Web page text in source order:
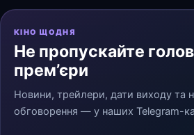
КІНО ЩОДНЯ
Не пропускайте
прем’єри
Новини, трейлери, дати виходу та
обговорення — у наших Telegram-